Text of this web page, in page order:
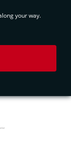
your way.